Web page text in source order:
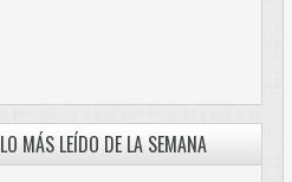
LO MÁS LEÍDO DE LA SEMANA